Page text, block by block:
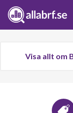
Visa allt om